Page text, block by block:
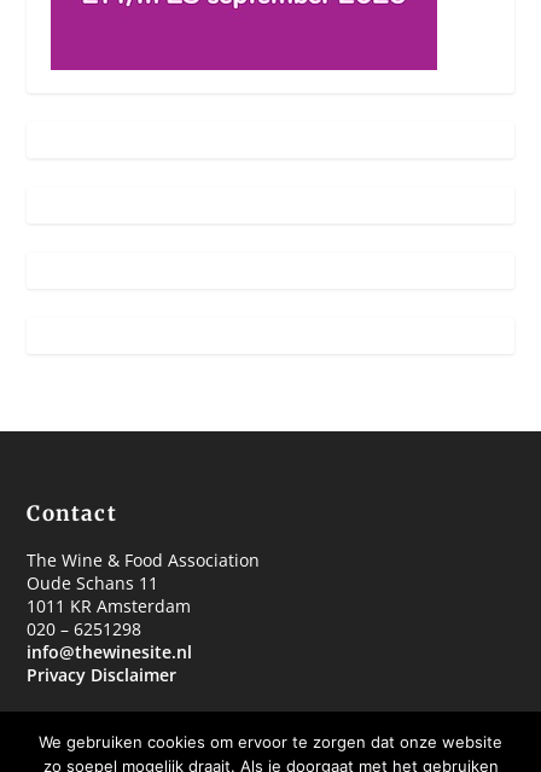
Contact
The Wine & Food Association
Oude Schans 11
1011 KR Amsterdam
020 – 6251298
info@thewinesite.nl
Privacy Disclaimer
We gebruiken cookies om ervoor te zorgen dat onze website
zo soepel mogelijk draait. Als je doorgaat met het gebruiken